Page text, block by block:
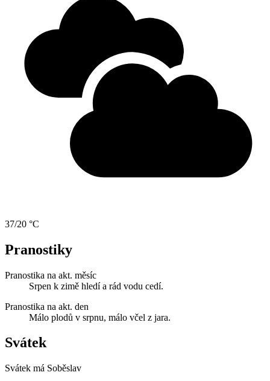
37/20 °C
Pranostiky
Pranostika na akt. měsíc
Srpen k zimě hledí a rád vodu cedí.
Pranostika na akt. den
Málo plodů v srpnu, málo včel z jara.
Svátek
Svátek má Soběslav